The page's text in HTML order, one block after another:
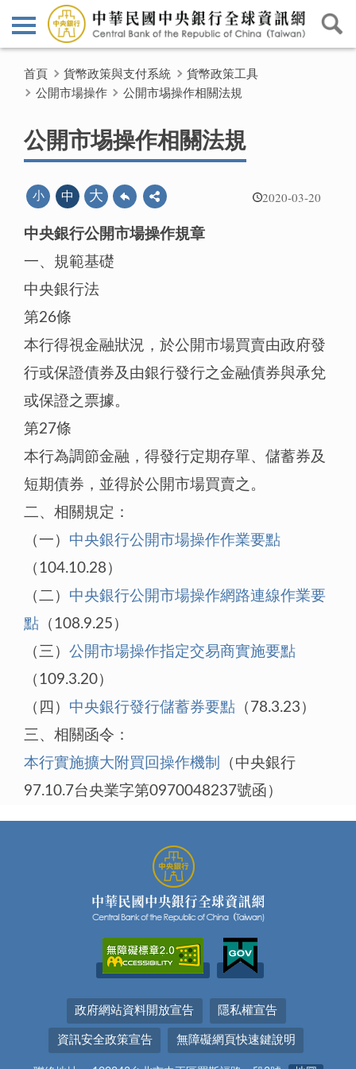
首頁 貨幣政策與支付系統
貨幣政策工具
公開市場操作
公開市埸操作相關法規
公開市埸操作相關法規
2020-03-20
小 中 大
中央銀行公開市場操作規章
一、規範基礎
中央銀行法
第26條
本行得視金融狀況，於公開市場買賣由政府發
行或保證債券及由銀行發行之金融債券與承兌
或保證之票據。
第27條
本行為調節金融，得發行定期存單、儲蓄券及
短期債券，並得於公開市場買賣之。
二、相關規定：
（一） 中央銀行公開市場操作作業要點
（104.10.28）
（二） 中央銀行公開市場操作網路連線作業要
點 （108.9.25）
（三） 公開市場操作指定交易商實施要點
（109.3.20）
（四） 中央銀行發行儲蓄券要點 （78.3.23）
三、相關函令：
本行實施擴大附買回操作機制
（中央銀行
97.10.7台央業字第0970048237號函）
政府網站資料開放宣告 隱私權宣告
資訊安全政策宣告 無障礙網頁快速鍵說明